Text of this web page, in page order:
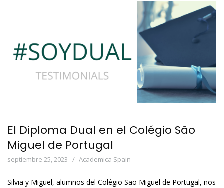
El Diploma Dual en el Colégio São
Miguel de Portugal
septiembre 25, 2023 Academica Spain
Silvia y Miguel, alumnos del Colégio São Miguel de Portugal, nos